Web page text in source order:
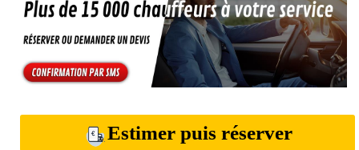
Estimer puis réserver